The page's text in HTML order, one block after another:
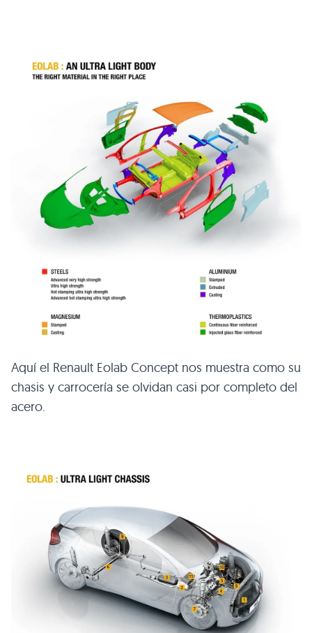
Aquí el Renault Eolab Concept nos muestra como su
chasis y carrocería se olvidan casi por completo del
acero.